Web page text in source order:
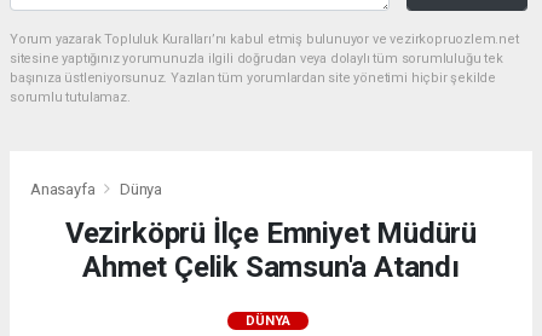
Yorum yazarak Topluluk Kuralları’nı kabul etmiş bulunuyor ve vezirkopruozlem.net
sitesine yaptığınız yorumunuzla ilgili doğrudan veya dolaylı tüm sorumluluğu tek
başınıza üstleniyorsunuz. Yazılan tüm yorumlardan site yönetimi hiçbir şekilde
sorumlu tutulamaz.
Anasayfa Dünya
Vezirköprü İlçe Emniyet Müdürü
Ahmet Çelik Samsun'a Atandı
DÜNYA